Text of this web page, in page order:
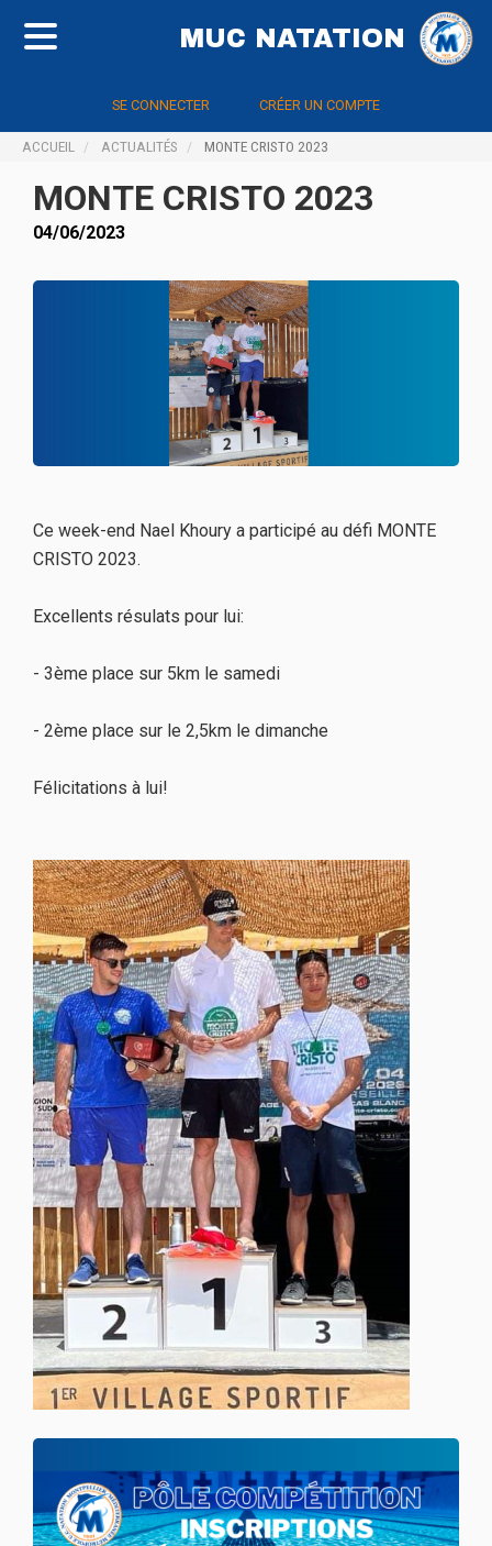
MUC NATATION
SE CONNECTER CRÉER UN COMPTE
ACCUEIL ACTUALITÉS MONTE CRISTO 2023
MONTE CRISTO 2023
04/06/2023
Ce week-end Nael Khoury a participé au défi MONTE
CRISTO 2023.
Excellents résulats pour lui:
- 3ème place sur 5km le samedi
- 2ème place sur le 2,5km le dimanche
Félicitations à lui!